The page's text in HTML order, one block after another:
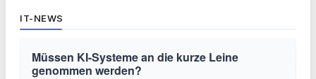
IT-NEWS
Müssen KI-Systeme an die kurze Leine
genommen werden?